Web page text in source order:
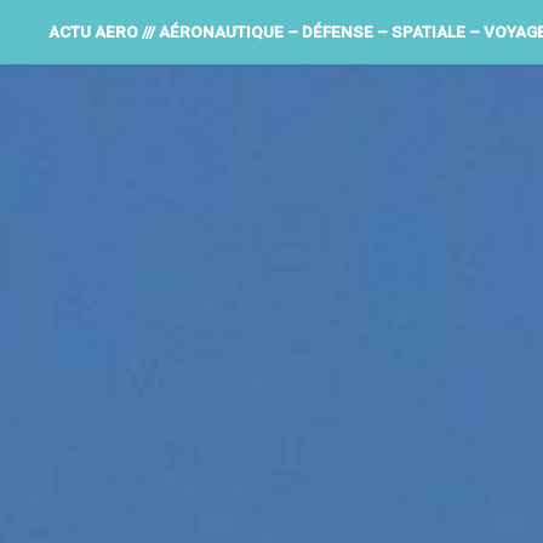
ACTU AERO /// AÉRONAUTIQUE – DÉFENSE – SPATIALE –